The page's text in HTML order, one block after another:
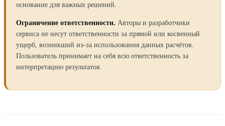
основание для важных решений.
Ограничение ответственности. Авторы и разработчики
сервиса не несут ответственности за прямой или косвенный
ущерб, возникший из-за использования данных расчётов.
Пользователь принимает на себя всю ответственность за
интерпретацию результатов.